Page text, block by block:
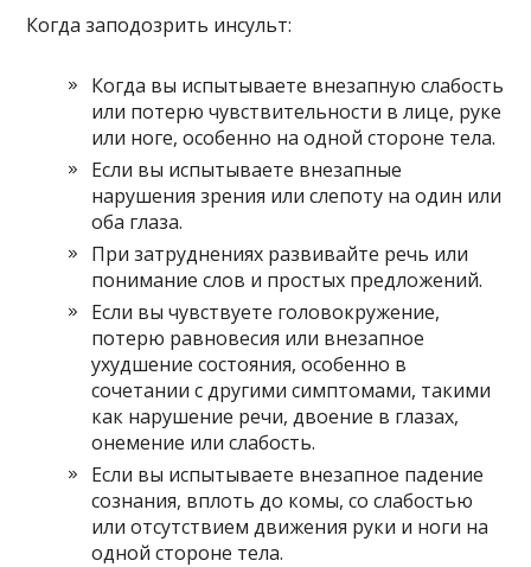
Когда заподозрить инсульт:
Когда вы испытываете внезапную слабость
или потерю чувствительности в лице, руке
или ноге, особенно на одной стороне тела.
Если вы испытываете внезапные
нарушения зрения или слепоту на один или
оба глаза.
При затруднениях развивайте речь или
понимание слов и простых предложений.
Если вы чувствуете головокружение,
потерю равновесия или внезапное
ухудшение состояния, особенно в
сочетании с другими симптомами, такими
как нарушение речи, двоение в глазах,
онемение или слабость.
Если вы испытываете внезапное падение
сознания, вплоть до комы, со слабостью
или отсутствием движения руки и ноги на
одной стороне тела.